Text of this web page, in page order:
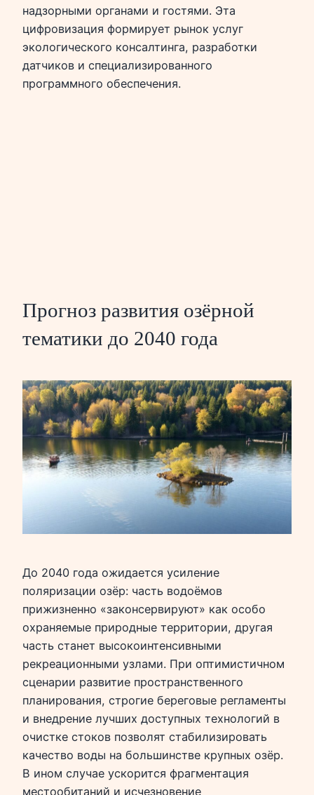
надзорными органами и гостями. Эта
цифровизация формирует рынок услуг
экологического консалтинга, разработки
датчиков и специализированного
программного обеспечения.
Прогноз развития озёрной
тематики до 2040 года
До 2040 года ожидается усиление
поляризации озёр: часть водоёмов
прижизненно «законсервируют» как особо
охраняемые природные территории, другая
часть станет высокоинтенсивными
рекреационными узлами. При оптимистичном
сценарии развитие пространственного
планирования, строгие береговые регламенты
и внедрение лучших доступных технологий в
очистке стоков позволят стабилизировать
качество воды на большинстве крупных озёр.
В ином случае ускорится фрагментация
местообитаний и исчезновение